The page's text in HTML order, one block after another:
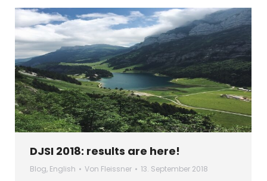
DJSI 2018: results are here!
Blog, English Von Fleissner 13. September 2018